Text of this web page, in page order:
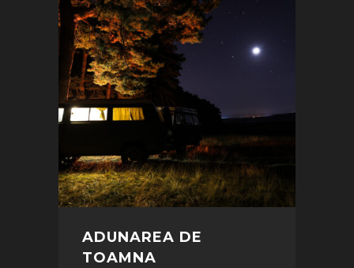
ADUNAREA DE
TOAMNA